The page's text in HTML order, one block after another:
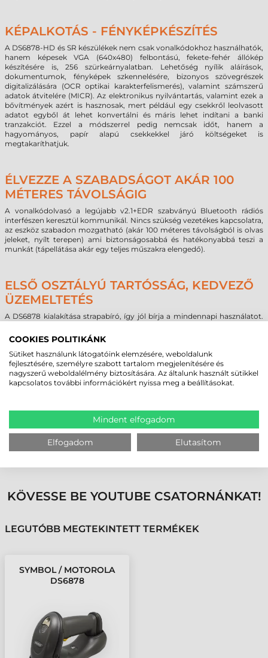
KÉPALKOTÁS - FÉNYKÉPKÉSZÍTÉS
A DS6878-HD és SR készülékek nem csak vonalkódokhoz használhatók,
hanem képesek VGA (640x480) felbontású, fekete-fehér állókép
készítésére is, 256 szürkeárnyalatban. Lehetőség nyílik aláírások,
dokumentumok, fényképek szkennelésére, bizonyos szövegrészek
digitalizálására (OCR optikai karakterfelismerés), valamint számszerű
adatok átvitelére (MICR). Az elektronikus nyilvántartás, valamint ezek a
bővítmények azért is hasznosak, mert például egy csekkről leolvasott
adatot egyből át lehet konvertálni és máris lehet indítani a banki
tranzakciót. Ezzel a módszerrel pedig nemcsak időt, hanem a
hagyományos, papír alapú csekkekkel járó költségeket is
megtakaríthatjuk.
ÉLVEZZE A SZABADSÁGOT AKÁR 100
MÉTERES TÁVOLSÁGIG
A vonalkódolvasó a legújabb v2.1+EDR szabványú Bluetooth rádiós
interfészen keresztül kommunikál. Nincs szükség vezetékes kapcsolatra,
az eszköz szabadon mozgatható (akár 100 méteres távolságból is olvas
jeleket, nyílt terepen) ami biztonságosabbá és hatékonyabbá teszi a
munkát (tápellátása akár egy teljes műszakra elengedő).
ELSŐ OSZTÁLYÚ TARTÓSSÁG, KEDVEZŐ
ÜZEMELTETÉS
A DS6878 kialakítása strapabíró, így jól bírja a mindennapi használatot.
leejtésnek (ezzel kategóriája legjobbja) és IP43 védett, tehát megbízható
működést garantál.
A Motorola RSM technológiájának integrált támogatása
együttműködve a 123Scan2 szkenner-menedzsment szoftverrel könnyű
központi kezelést tesz lehetővé minden DS6878-SR eszköz esetében. Az
eszközök nyomon követésének, konfigurációnak és firmware frissítések
főleg a mobil eszközök kezelése miatt keletkeznek.
MEGBÍZHAT BENNÜNK! ISMERJE MEG
KÖVESSE BE YOUTUBE CSATORNÁNKAT!
LEGUTÓBB MEGTEKINTETT TERMÉKEK
SYMBOL / MOTOROLA
DS6878
COOKIES POLITIKÁNK
Sütiket használunk látogatóink elemzésére, weboldalunk
fejlesztésére, személyre szabott tartalom megjelenítésére és
nagyszerű weboldalélmény biztosítására. Az általunk használt sütikkel
kapcsolatos további információkért nyissa meg a beállításokat.
Mindent elfogadom
Elfogadom Elutasítom